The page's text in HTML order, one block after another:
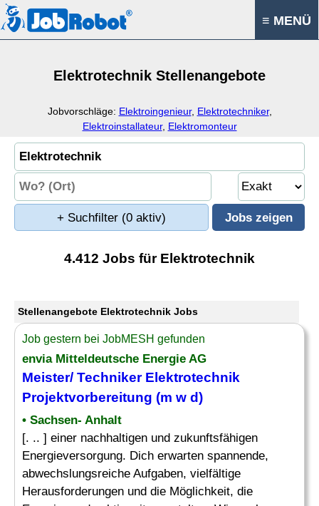
≡ MENÜ
Elektrotechnik Stellenangebote
Jobvorschläge: Elektroingenieur, Elektrotechniker,
Elektroinstallateur, Elektromonteur
+ Suchfilter (0 aktiv)
4.412 Jobs für Elektrotechnik
Stellenangebote Elektrotechnik Jobs
Job gestern bei JobMESH gefunden
envia Mitteldeutsche Energie AG
Meister/ Techniker Elektrotechnik
Projektvorbereitung (m w d)
• Sachsen- Anhalt
[. .. ] einer nachhaltigen und zukunftsfähigen
Energieversorgung. Dich erwarten spannende,
abwechslungsreiche Aufgaben, vielfältige
Herausforderungen und die Möglichkeit, die